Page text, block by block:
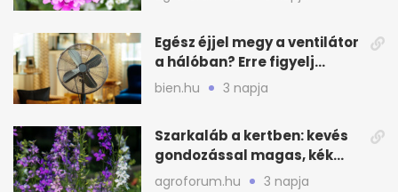
Egész éjjel megy a ventilátor
a hálóban? Erre figyelj
alvásnál nyáron
bien.hu 3 napja
Szarkaláb a kertben: kevés
gondozással magas, kék
virágfalat ad
agroforum.hu 3 napja